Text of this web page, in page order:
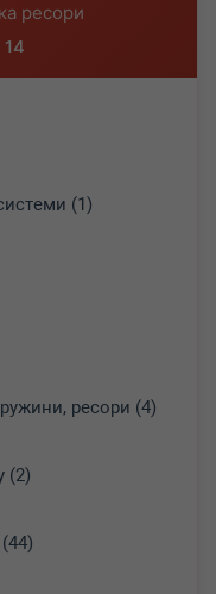
ресори
(1)
ресори (4)
(2)